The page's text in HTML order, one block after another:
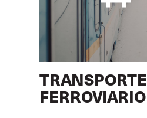
TRANSPORTE
FERROVIARIO